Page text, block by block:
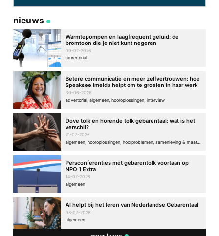
nieuws
Warmtepompen en laagfrequent geluid: de
bromtoon die je niet kunt negeren
09-07-2026
advertorial
Betere communicatie en meer zelfvertrouwen: hoe
Speaksee Imelda helpt om te groeien in haar werk
30-06-2026
advertorial, algemeen, hooroplossingen, interview
Dove tolk en horende tolk gebarentaal: wat is het
verschil?
21-07-2026
Persconferenties met gebarentolk voortaan op
NPO 1 Extra
14-07-2026
algemeen
AI helpt bij het leren van Nederlandse Gebarentaal
08-07-2026
algemeen